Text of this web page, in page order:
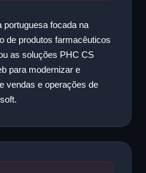
portuguesa focada na
de produtos farmacêuticos
as soluções PHC CS
para modernizar e
vendas e operações de